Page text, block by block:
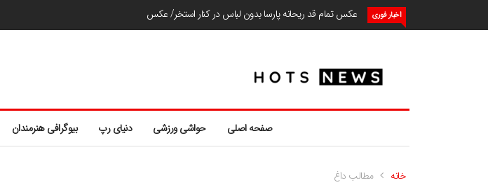
اخبار فوری عکس تمام قد ریحانه پارسا بدون لباس در کنار استخر/ عکس
صفحه اصلی حواشی ورزشی دنیای رپ بیوگرافی هنرمندان
خانه مطالب داغ